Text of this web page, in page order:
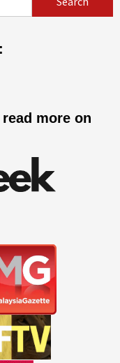
more on